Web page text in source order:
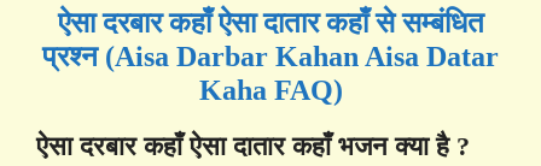
ऐसा दरबार कहाँ ऐसा दातार कहाँ से सम्बंधित
प्रश्न (Aisa Darbar Kahan Aisa Datar
Kaha FAQ)
ऐसा दरबार कहाँ ऐसा दातार कहाँ भजन क्या है ?